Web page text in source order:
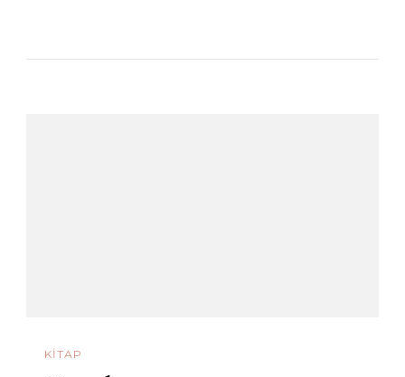
KITAP